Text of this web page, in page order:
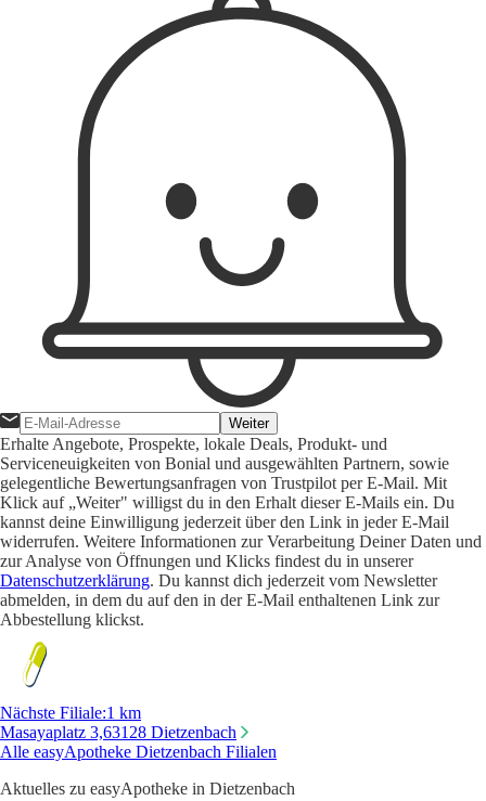
Weiter
Erhalte Angebote, Prospekte, lokale Deals, Produkt- und
Serviceneuigkeiten von Bonial und ausgewählten Partnern, sowie
gelegentliche Bewertungsanfragen von Trustpilot per E-Mail. Mit
Klick auf „Weiter" willigst du in den Erhalt dieser E-Mails ein. Du
kannst deine Einwilligung jederzeit über den Link in jeder E-Mail
widerrufen. Weitere Informationen zur Verarbeitung Deiner Daten und
zur Analyse von Öffnungen und Klicks findest du in unserer
Datenschutzerklärung. Du kannst dich jederzeit vom Newsletter
abmelden, in dem du auf den in der E-Mail enthaltenen Link zur
Abbestellung klickst.
Nächste Filiale:1 km
Masayaplatz 3,63128 Dietzenbach
Alle easyApotheke Dietzenbach Filialen
Aktuelles zu easyApotheke in Dietzenbach